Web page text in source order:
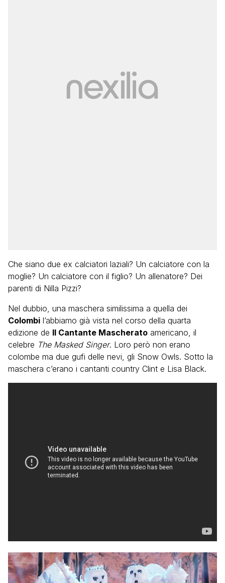
Che siano due ex calciatori laziali? Un calciatore con la
moglie? Un calciatore con il figlio? Un allenatore? Dei
parenti di Nilla Pizzi?
Nel dubbio, una maschera similissima a quella dei
Colombi l’abbiamo già vista nel corso della quarta
edizione de Il Cantante Mascherato americano, il
celebre The Masked Singer. Loro però non erano
colombe ma due gufi delle nevi, gli Snow Owls. Sotto la
maschera c’erano i cantanti country Clint e Lisa Black.